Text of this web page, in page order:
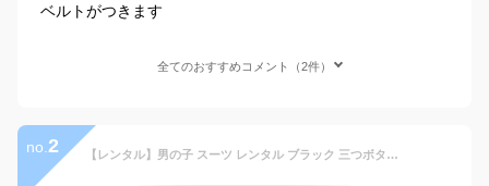
ベルトがつきます
全てのおすすめコメント（2件）
no. 2 【レンタル】男の子 スーツ レンタル ブラック 三つボタンジャケットスーツ フルセット 140 150 160 170ドット柄ネクタイ レジメンタルタイ 男の子 スーツ 小学校男子 卒業スーツ 子供スーツ レンタル 貸衣装 結婚式 ジュニアスーツ 小学生 黒 小学生男子 礼服レンタル